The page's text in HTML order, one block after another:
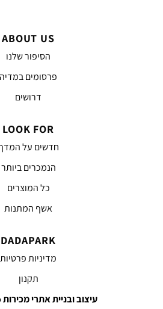
ABOUT US
הסיפור שלנו
פרסומים במדיה
דרושים
LOOK FOR
חדשים על המדף
הנמכרים ביותר
כל המוצרים
אשף המתנות
DADAPARK
מדיניות פרטיות
תקנון
עיצוב ובניית אתרי מכירות UD Studio